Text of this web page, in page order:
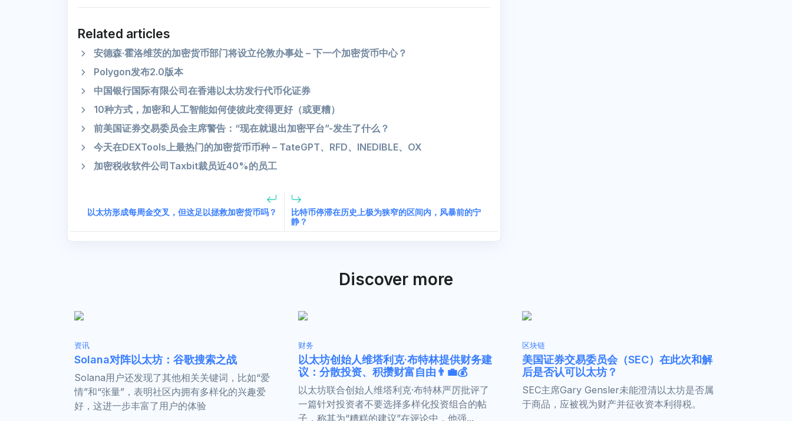
Related articles
安德森·霍洛维茨的加密货币部门将设立伦敦办事处 – 下一个加密货币中心？
Polygon发布2.0版本
中国银行国际有限公司在香港以太坊发行代币化证券
10种方式，加密和人工智能如何使彼此变得更好（或更糟）
前美国证券交易委员会主席警告：“现在就退出加密平台”-发生了什么？
今天在DEXTools上最热门的加密货币币种 – TateGPT、RFD、INEDIBLE、OX
加密税收软件公司Taxbit裁员近40%的员工
以太坊形成每周金交叉，但这足以拯救加密货币吗？
比特币停滞在历史上极为狭窄的区间内，风暴前的宁
静？
Discover more
资讯
Solana对阵以太坊：谷歌搜索之战
Solana用户还发现了其他相关关键词，比如“爱
情”和“张量”，表明社区内拥有多样化的兴趣爱
好，这进一步丰富了用户的体验
财务
以太坊创始人维塔利克·布特林提供财务建
议：分散投资、积攒财富自由👨‍💼💰
以太坊联合创始人维塔利克·布特林严厉批评了
一篇针对投资者不要选择多样化投资组合的帖
子，称其为“糟糕的建议”在评论中，他强...
区块链
美国证券交易委员会（SEC）在此次和解
后是否认可以太坊？
SEC主席Gary Gensler未能澄清以太坊是否属
于商品，应被视为财产并征收资本利得税。